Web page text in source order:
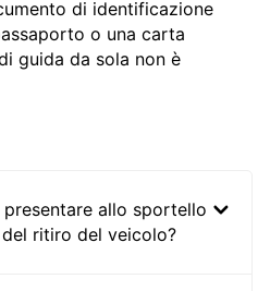
di identificazione
o una carta
guida da sola non è
allo sportello
ritiro del veicolo?